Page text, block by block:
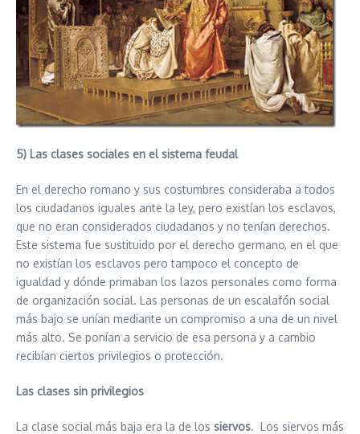
5) Las clases sociales en el sistema feudal
En el derecho romano y sus costumbres consideraba a todos
los ciudadanos iguales ante la ley, pero existían los esclavos,
que no eran considerados ciudadanos y no tenían derechos.
Este sistema fue sustituido por el derecho germano, en el que
no existían los esclavos pero tampoco el concepto de
igualdad y dónde primaban los lazos personales como forma
de organización social. Las personas de un escalafón social
más bajo se unían mediante un compromiso a una de un nivel
más alto. Se ponían a servicio de esa persona y a cambio
recibían ciertos privilegios o protección.
Las clases sin privilegios
La clase social más baja era la de los siervos. Los siervos más